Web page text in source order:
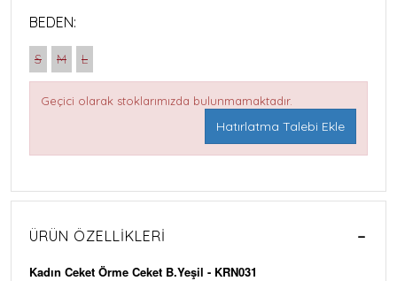
BEDEN:
S M L
Geçici olarak stoklarımızda bulunmamaktadır.
Hatırlatma Talebi Ekle
ÜRÜN ÖZELLIKLERI
Kadın Ceket Örme Ceket B.Yeşil - KRN031